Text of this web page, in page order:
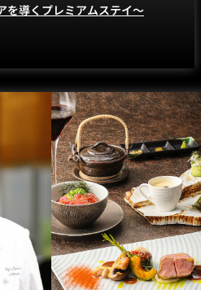
を導くプレミアムステイ～